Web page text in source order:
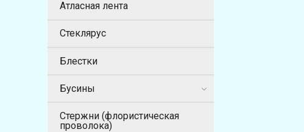
Атласная лента
Стеклярус
Блестки
Бусины
Стержни (флористическая
проволока)